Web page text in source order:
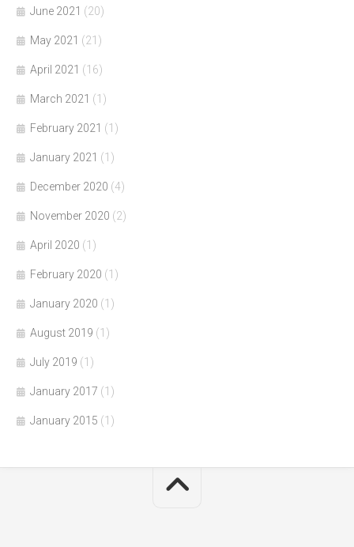
June 2021 (20)
May 2021 (21)
April 2021 (16)
March 2021 (1)
February 2021 (1)
January 2021 (1)
December 2020 (4)
November 2020 (2)
April 2020 (1)
February 2020 (1)
January 2020 (1)
August 2019 (1)
July 2019 (1)
January 2017 (1)
January 2015 (1)